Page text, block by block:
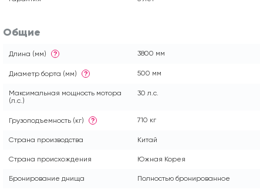
Общие
Длина (мм) ? 3800 мм
Диаметр борта (мм) ? 500 мм
Максимальная мощность мотора
(л.с.)
30 л.с.
Грузоподъемность (кг) ? 710 кг
Страна производства Китай
Страна происхождения Южная Корея
Бронирование днища Полностью бронированное